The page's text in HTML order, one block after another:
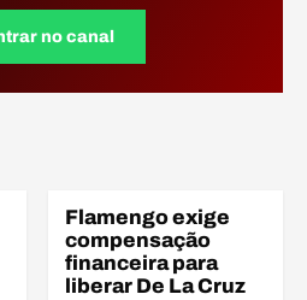
no canal
FINANÇAS
Flamengo exige
compensação
financeira para
liberar De La Cruz